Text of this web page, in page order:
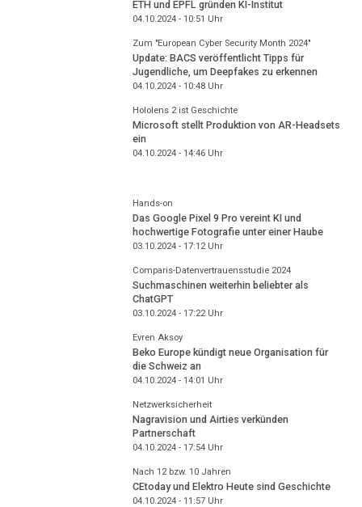
ETH und EPFL gründen KI-Institut
04.10.2024 - 10:51 Uhr
Zum "European Cyber Security Month 2024"
Update: BACS veröffentlicht Tipps für
Jugendliche, um Deepfakes zu erkennen
04.10.2024 - 10:48Uhr
Hololens 2 ist Geschichte
Microsoft stellt Produktion von AR-Headsets
ein
04.10.2024 - 14:46Uhr
Hands-on
Das Google Pixel 9 Pro vereint KI und
hochwertige Fotografie unter einer Haube
03.10.2024 - 17:12Uhr
Comparis-Datenvertrauensstudie 2024
Suchmaschinen weiterhin beliebter als
ChatGPT
03.10.2024 - 17:22Uhr
Evren Aksoy
Beko Europe kündigt neue Organisation für
die Schweiz an
04.10.2024 - 14:01 Uhr
Netzwerksicherheit
Nagravision und Airties verkünden
Partnerschaft
04.10.2024 - 17:54Uhr
Nach 12 bzw. 10 Jahren
CEtoday und Elektro Heute sind Geschichte
04.10.2024 - 11:57Uhr